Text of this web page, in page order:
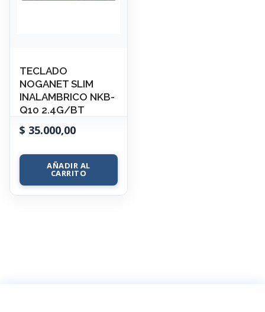
TECLADO
NOGANET SLIM
INALAMBRICO NKB-
Q10 2.4G/BT
$ 35.000,00
AÑADIR AL
CARRITO